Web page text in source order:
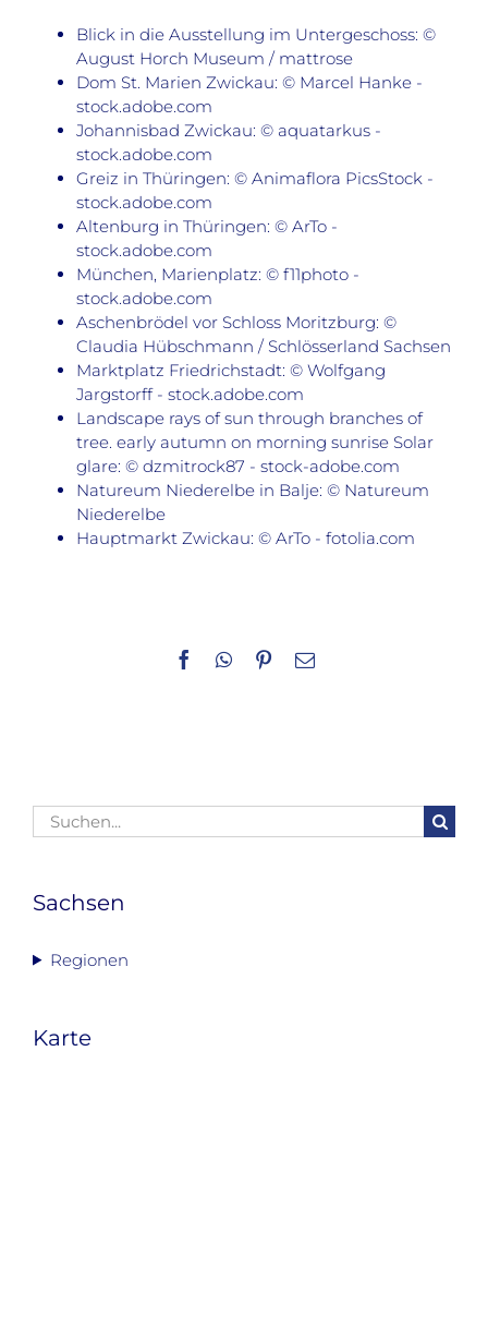
Blick in die Ausstellung im Untergeschoss: ©
August Horch Museum / mattrose
Dom St. Marien Zwickau: © Marcel Hanke -
stock.adobe.com
Johannisbad Zwickau: © aquatarkus -
stock.adobe.com
Greiz in Thüringen: © Animaflora PicsStock -
stock.adobe.com
Altenburg in Thüringen: © ArTo -
stock.adobe.com
München, Marienplatz: © f11photo -
stock.adobe.com
Aschenbrödel vor Schloss Moritzburg: ©
Claudia Hübschmann / Schlösserland Sachsen
Marktplatz Friedrichstadt: © Wolfgang
Jargstorff - stock.adobe.com
Landscape rays of sun through branches of
tree. early autumn on morning sunrise Solar
glare: © dzmitrock87 - stock-adobe.com
Natureum Niederelbe in Balje: © Natureum
Niederelbe
Hauptmarkt Zwickau: © ArTo - fotolia.com
Facebook
WhatsApp
Pinterest
E-
Suche
nach:
Sachsen
Regionen
Karte